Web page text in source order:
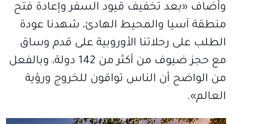
وأضاف «بعد تخفيف قيود السفر وإعادة فتح
منطقة آسيا والمحيط الهادئ، شهدنا عودة
الطلب على رحلاتنا الأوروبية على قدم وساق
مع حجز ضيوف من أكثر من 142 دولة، وبالفعل
من الواضح أن الناس تواقون للخروج ورؤية
العالم».